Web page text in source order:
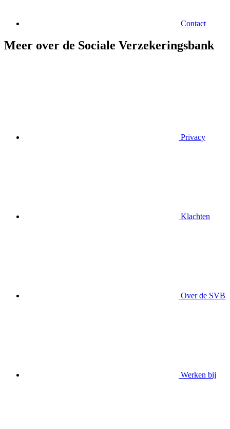
Contact
Meer over de Sociale Verzekeringsbank
Privacy
Klachten
Over de SVB
Werken bij